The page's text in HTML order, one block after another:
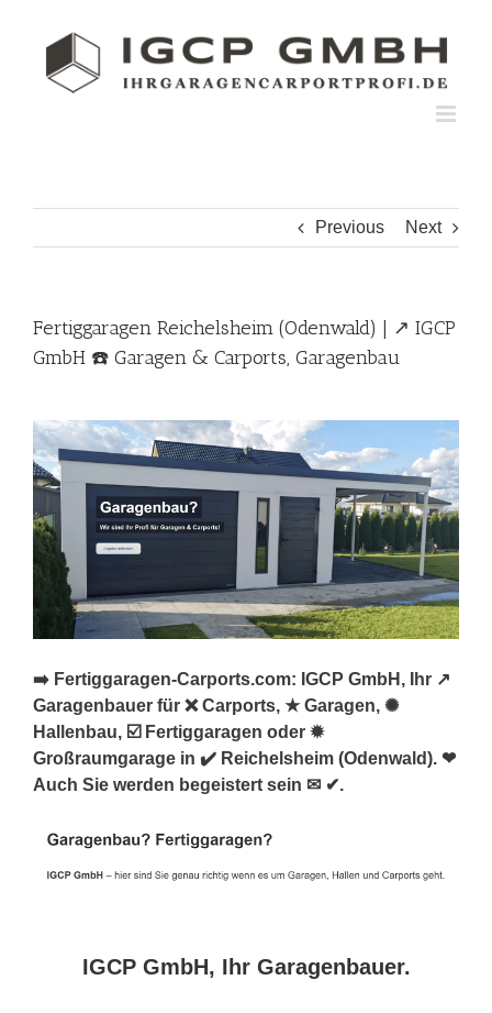
Previous Next
Fertiggaragen Reichelsheim (Odenwald) | ↗️ IGCP
GmbH ☎️ Garagen & Carports, Garagenbau
➡️ Fertiggaragen-Carports.com: IGCP GmbH, Ihr ↗️
Garagenbauer für ❌ Carports, ★ Garagen, ✺
Hallenbau, ☑️ Fertiggaragen oder ✹
Großraumgarage in ✔️ Reichelsheim (Odenwald). ❤
Auch Sie werden begeistert sein ✉ ✔.
IGCP GmbH, Ihr Garagenbauer.